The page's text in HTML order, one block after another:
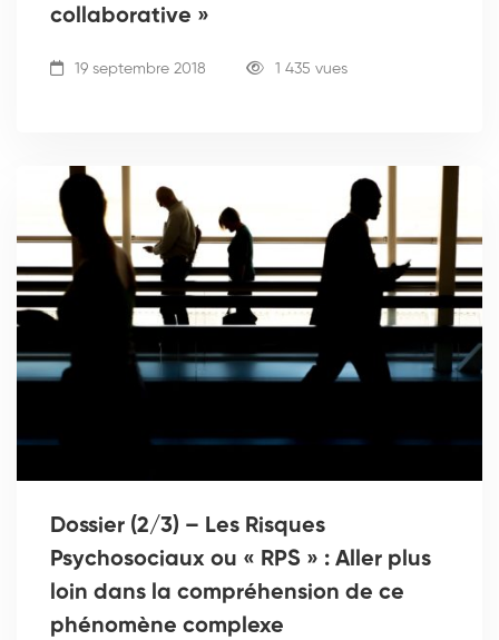
collaborative »
19 septembre 2018 1 435 vues
Dossier (2/3) – Les Risques
Psychosociaux ou « RPS » : Aller plus
loin dans la compréhension de ce
phénomène complexe